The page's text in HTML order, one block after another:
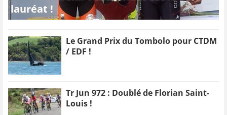
lauréat !
Le Grand Prix du Tombolo pour CTDM
/ EDF !
Tr Jun 972 : Doublé de Florian Saint-
Louis !